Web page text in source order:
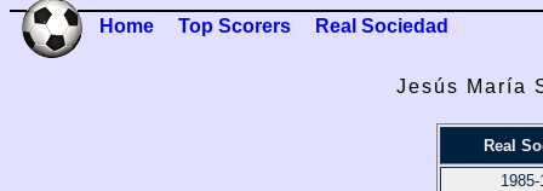
Home Top Scorers Real Sociedad
Jesús María
Real